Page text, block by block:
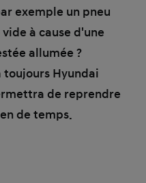
exemple un pneu
à cause d'une
allumée ?
toujours Hyundai
de reprendre
de temps.